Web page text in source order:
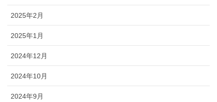
2025年2月
2025年1月
2024年12月
2024年10月
2024年9月